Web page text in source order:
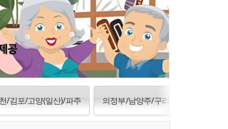
/김포/고양(일산)/파주 의정부/남양주/구리/양주/동두천/포